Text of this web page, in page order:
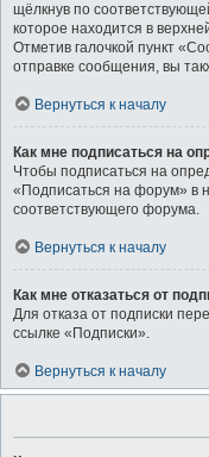
щёлкнув по
которое находится в
Отметив галочкой пункт
отправке сообщения, вы
Вернуться к началу
Как мне подписаться на
Чтобы подписаться на
«Подписаться на форум» в
соответствующего форума.
Вернуться к началу
Как мне отказаться от
Для отказа от подписки
ссылке «Подписки».
Вернуться к началу